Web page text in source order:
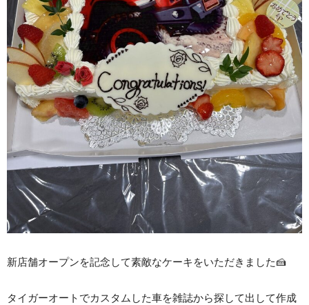
新店舗オープンを記念して素敵なケーキをいただきました🍰
タイガーオートでカスタムした車を雑誌から探して出して作成